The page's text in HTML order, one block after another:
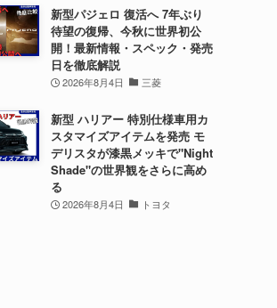
新型パジェロ 復活へ 7年ぶり
待望の復帰、今秋に世界初公
開！最新情報・スペック・発売
日を徹底解説
2026年8月4日 三菱
新型 ハリアー 特別仕様車用カ
スタマイズアイテムを発売 モ
デリスタが漆黒メッキで"Night
Shade"の世界観をさらに高め
る
2026年8月4日 トヨタ